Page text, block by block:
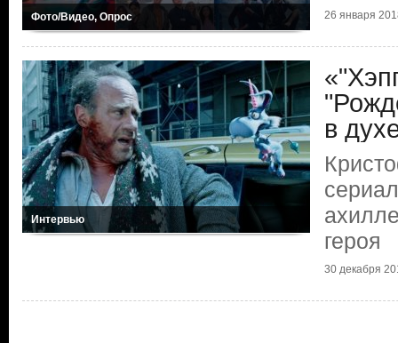
Фото/Видео, Опрос 26 января
Интервью
в
героя
30 декабря